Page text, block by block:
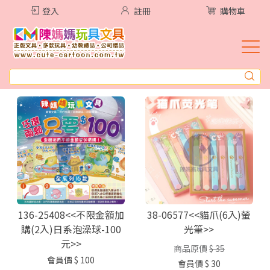
登入 註冊 購物車
136-25408<<不限金額加
購(2入)日系泡澡球-100
元>>
會員價 $ 100
38-06577<<貓爪(6入)螢
光筆>>
商品原價 $ 35
會員價 $ 30